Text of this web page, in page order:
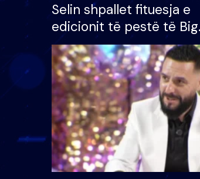
Selin shpallet fituesja e
edicionit të pestë të Big
Brother VIP, rrëmben
çmimin e madh prej 100
mijë eurosh